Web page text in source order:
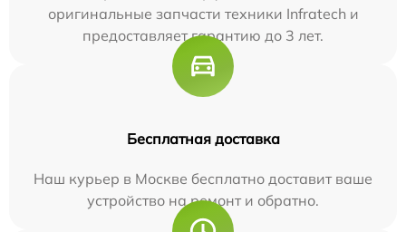
оригинальные запчасти техники Infratech и
предоставляет гарантию до 3 лет.
Бесплатная доставка
Наш курьер в Москве бесплатно доставит ваше
устройство на ремонт и обратно.